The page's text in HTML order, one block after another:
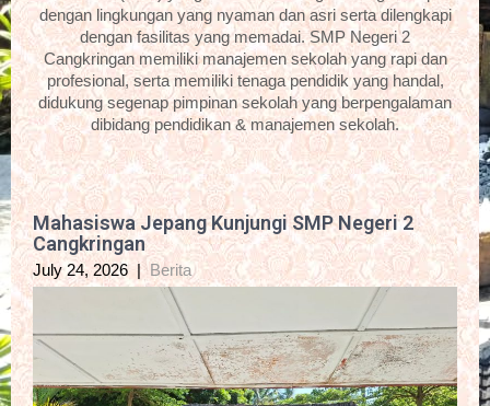
dengan lingkungan yang nyaman dan asri serta dilengkapi
dengan fasilitas yang memadai. SMP Negeri 2
Cangkringan memiliki manajemen sekolah yang rapi dan
profesional, serta memiliki tenaga pendidik yang handal,
didukung segenap pimpinan sekolah yang berpengalaman
dibidang pendidikan & manajemen sekolah.
Mahasiswa Jepang Kunjungi SMP Negeri 2
Cangkringan
July 24, 2026 |Berita